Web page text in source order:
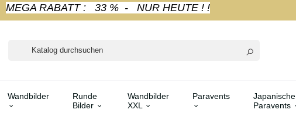
MEGA RABATT : 33 % - NUR HEUTE ! !
Wandbilder
Runde
Bilder
Wandbilder
XXL
Paravents
Japanische
Paravents